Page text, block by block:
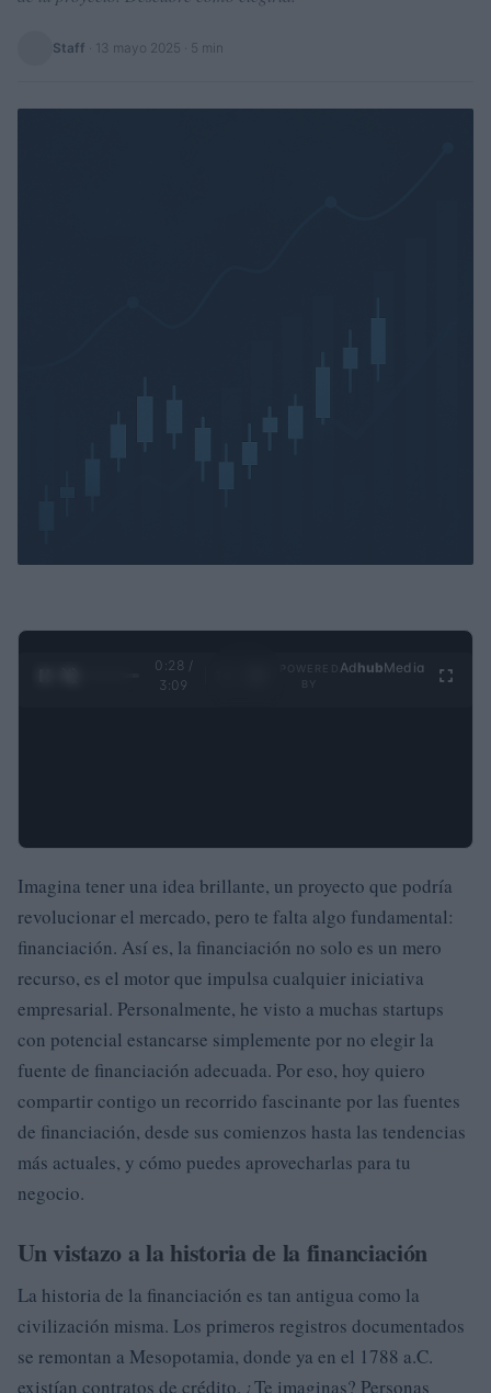
Staff 13 mayo 2025 · 5 min
0:29 /
3:09
Ad hubMedia
Imagina tener una idea brillante, un proyecto que podría
revolucionar el mercado, pero te falta algo fundamental:
financiación. Así es, la financiación no solo es un mero
recurso, es el motor que impulsa cualquier iniciativa
empresarial. Personalmente, he visto a muchas startups
con potencial estancarse simplemente por no elegir la
fuente de financiación adecuada. Por eso, hoy quiero
compartir contigo un recorrido fascinante por las fuentes
de financiación, desde sus comienzos hasta las tendencias
más actuales, y cómo puedes aprovecharlas para tu
negocio.
Un vistazo a la historia de la financiación
La historia de la financiación es tan antigua como la
civilización misma. Los primeros registros documentados
se remontan a Mesopotamia, donde ya en el 1788 a.C.
existían contratos de crédito. ¿Te imaginas? Personas